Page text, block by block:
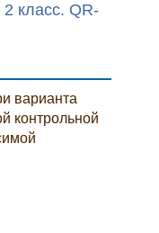
класс. QR-
варианта
контрольной